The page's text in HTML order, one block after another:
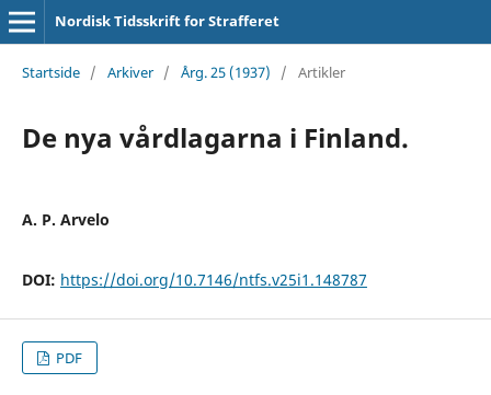
Nordisk Tidsskrift for Strafferet
Startside / Arkiver / Årg. 25 (1937) / Artikler
De nya vårdlagarna i Finland.
A. P. Arvelo
DOI: https://doi.org/10.7146/ntfs.v25i1.148787
PDF